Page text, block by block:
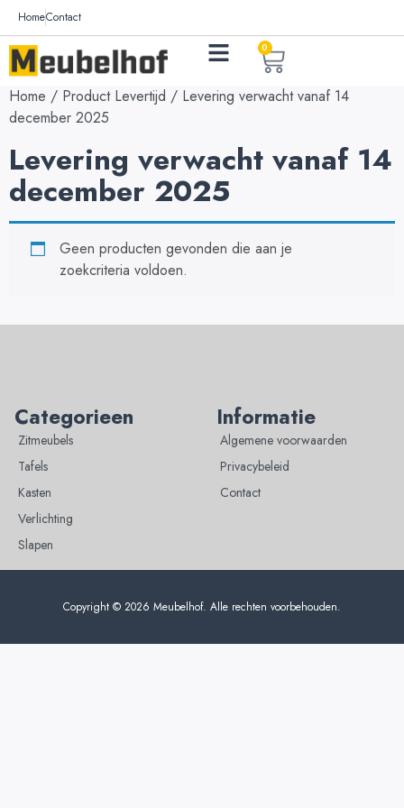
HomeContact
0
Home / Product Levertijd / Levering verwacht vanaf 14
december 2025
Levering verwacht vanaf 14
december 2025
Geen producten gevonden die aan je
zoekcriteria voldoen.
Categorieen
Zitmeubels
Tafels
Kasten
Verlichting
Slapen
Informatie
Algemene voorwaarden
Privacybeleid
Contact
Copyright © 2026 Meubelhof. Alle rechten voorbehouden.